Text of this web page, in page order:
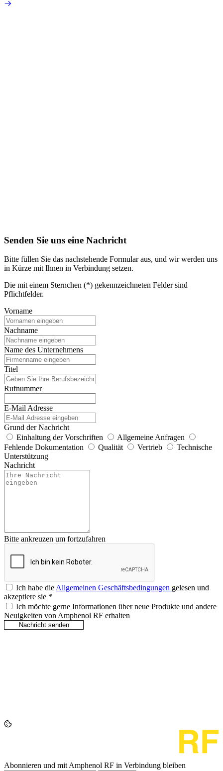
Senden Sie uns eine Nachricht
Bitte füllen Sie das nachstehende Formular aus, und wir werden uns
in Kürze mit Ihnen in Verbindung setzen.
Die mit einem Sternchen (*) gekennzeichneten Felder sind
Pflichtfelder.
Vorname
Nachname
Name des Unternehmens
Titel
Rufnummer
E-Mail Adresse
Grund der Nachricht
Einhaltung der Vorschriften
Allgemeine Anfragen
Fehlende Dokumentation
Qualität Vertrieb
Technische
Unterstützung
Nachricht
Bitte ankreuzen um fortzufahren
Ich habe dieAllgemeinen Geschäftsbedingungen gelesen und
akzeptiere sie *
Ich möchte gerne Informationen über neue Produkte und andere
Neuigkeiten von Amphenol RF erhalten
Abonnieren und mit Amphenol RF in Verbindung bleiben